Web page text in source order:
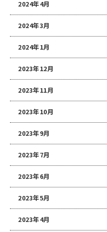
2024年4月
2024年3月
2024年1月
2023年12月
2023年11月
2023年10月
2023年9月
2023年7月
2023年6月
2023年5月
2023年4月